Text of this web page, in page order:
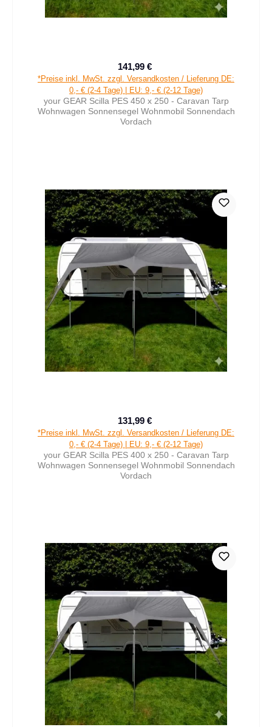
Verkaufspreis:
141,99 €
*Preise inkl. MwSt. zzgl. Versandkosten / Lieferung DE:
0,- € (2-4 Tage) | EU: 9,- € (2-12 Tage)
your GEAR Scilla PES 450 x 250 - Caravan Tarp
Wohnwagen Sonnensegel Wohnmobil Sonnendach
Vordach
Verkaufspreis:
131,99 €
*Preise inkl. MwSt. zzgl. Versandkosten / Lieferung DE:
0,- € (2-4 Tage) | EU: 9,- € (2-12 Tage)
your GEAR Scilla PES 400 x 250 - Caravan Tarp
Wohnwagen Sonnensegel Wohnmobil Sonnendach
Vordach